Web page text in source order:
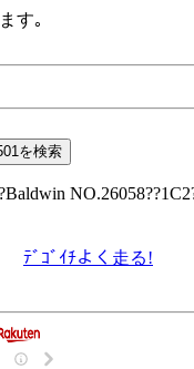
す｡
ﾃﾞｺﾞｲﾁよく走る!